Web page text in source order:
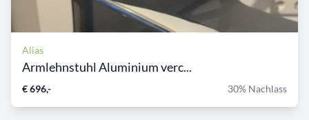
Alias
Armlehnstuhl Aluminium verc...
€ 696,- 30% Nachlass